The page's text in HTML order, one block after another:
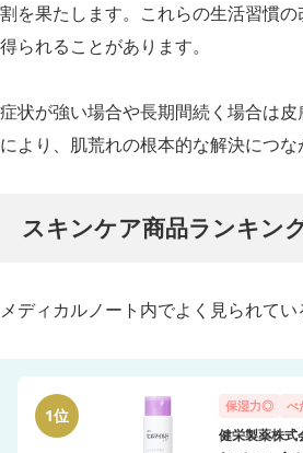
割を果たします。これらの生活習慣
得られることがあります。
症状が強い場合や長期間続く場合は
により、肌荒れの根本的な解決につ
スキンケア商品ランキン
メディカルノート内でよく見られて
1位 保湿力◎ べ
健栄製薬株式